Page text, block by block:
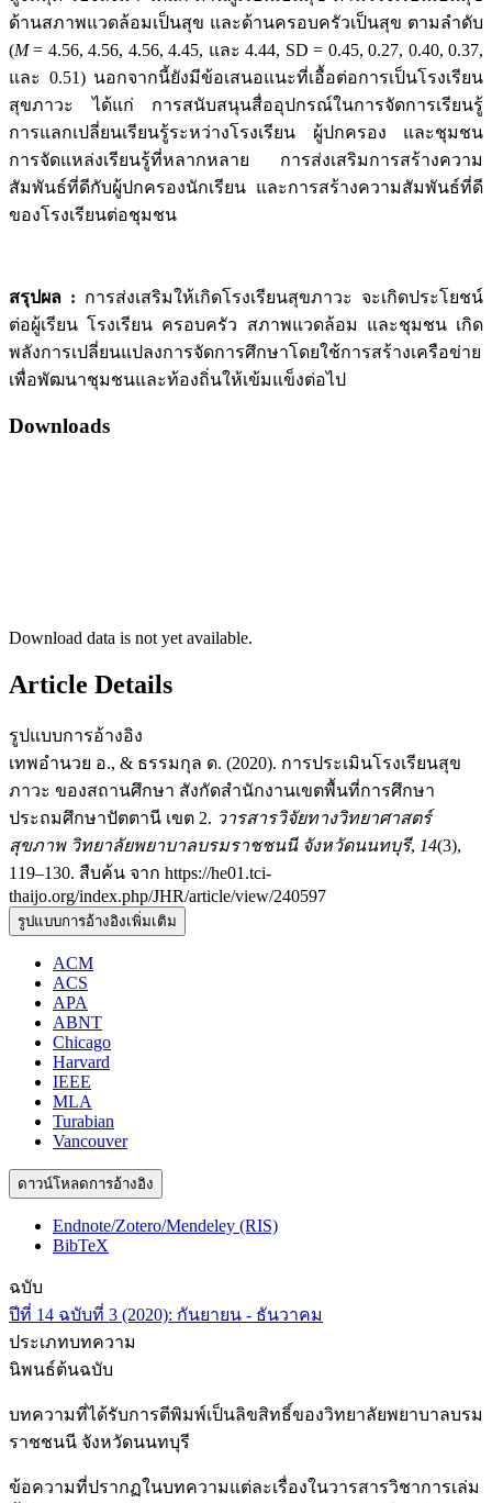
ด้านสภาพแวดล้อมเป็นสุข และด้านครอบครัวเป็นสุข ตามลำดับ
(M= 4.56, 4.56, 4.56, 4.45, และ 4.44, SD = 0.45, 0.27, 0.40, 0.37,
และ 0.51) นอกจากนี้ยังมีข้อเสนอแนะที่เอื้อต่อการเป็นโรงเรียน
สุขภาวะ ได้แก่ การสนับสนุนสื่ออุปกรณ์ในการจัดการเรียนรู้
การแลกเปลี่ยนเรียนรู้ระหว่างโรงเรียน ผู้ปกครอง และชุมชน
การจัดแหล่งเรียนรู้ที่หลากหลาย การส่งเสริมการสร้างความ
สัมพันธ์ที่ดีกับผู้ปกครองนักเรียน และการสร้างความสัมพันธ์ที่ดี
ของโรงเรียนต่อชุมชน
สรุปผล : การส่งเสริมให้เกิดโรงเรียนสุขภาวะ จะเกิดประโยชน์
ต่อผู้เรียน โรงเรียน ครอบครัว สภาพแวดล้อม และชุมชน เกิด
พลังการเปลี่ยนแปลงการจัดการศึกษาโดยใช้การสร้างเครือข่าย
เพื่อพัฒนาชุมชนและท้องถิ่นให้เข้มแข็งต่อไป
Downloads
Download data is not yet available.
Article Details
รูปแบบการอ้างอิง
เทพอำนวย อ., & ธรรมกุล ด. (2020). การประเมินโรงเรียนสุข
ภาวะ ของสถานศึกษา สังกัดสำนักงานเขตพื้นที่การศึกษา
ประถมศึกษาปัตตานี เขต 2. วารสารวิจัยทางวิทยาศาสตร์
สุขภาพ วิทยาลัยพยาบาลบรมราชชนนี จังหวัดนนทบุรี, 14(3),
119–130. สืบค้น จาก https://he01.tci-
thaijo.org/index.php/JHR/article/view/240597
รูปแบบการอ้างอิงเพิ่มเติม
ACM
ACS
APA
ABNT
Chicago
Harvard
IEEE
MLA
Turabian
Vancouver
ดาวน์โหลดการอ้างอิง
Endnote/Zotero/Mendeley (RIS)
BibTeX
ฉบับ
ปีที่ 14 ฉบับที่ 3 (2020): กันยายน - ธันวาคม
ประเภทบทความ
นิพนธ์ต้นฉบับ
บทความที่ได้รับการตีพิมพ์เป็นลิขสิทธิ์ของวิทยาลัยพยาบาลบรม
ราชชนนี จังหวัดนนทบุรี
ข้อความที่ปรากฏในบทความแต่ละเรื่องในวารสารวิชาการเล่ม